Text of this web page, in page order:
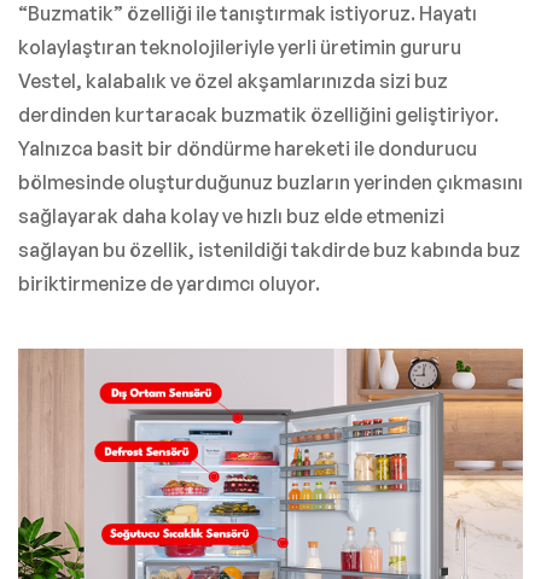
“Buzmatik” özelliği ile tanıştırmak istiyoruz. Hayatı
kolaylaştıran teknolojileriyle yerli üretimin gururu
Vestel, kalabalık ve özel akşamlarınızda sizi buz
derdinden kurtaracak buzmatik özelliğini geliştiriyor.
Yalnızca basit bir döndürme hareketi ile dondurucu
bölmesinde oluşturduğunuz buzların yerinden çıkmasını
sağlayarak daha kolay ve hızlı buz elde etmenizi
sağlayan bu özellik, istenildiği takdirde buz kabında buz
biriktirmenize de yardımcı oluyor.